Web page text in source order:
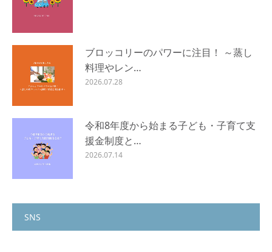
ブロッコリーのパワーに注目！ ～蒸し
料理やレン…
2026.07.28
令和8年度から始まる子ども・子育て支
援金制度と…
2026.07.14
SNS